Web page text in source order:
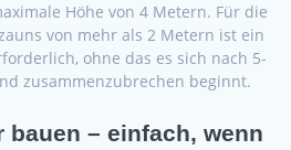
Höhe von 4 Metern. Für die
von mehr als 2 Metern ist ein
ohne das es sich nach 5-
zusammenzubrechen beginnt.
bauen – einfach, wenn